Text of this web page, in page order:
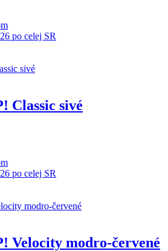
po celej SR
Classic sivé
po celej SR
Velocity modro-červené